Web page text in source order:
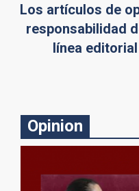
Los artículos de
responsabilidad
línea
Opinion